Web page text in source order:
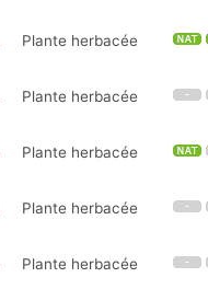
Plante herbacée
Plante herbacée
Plante herbacée
Plante herbacée
Plante herbacée